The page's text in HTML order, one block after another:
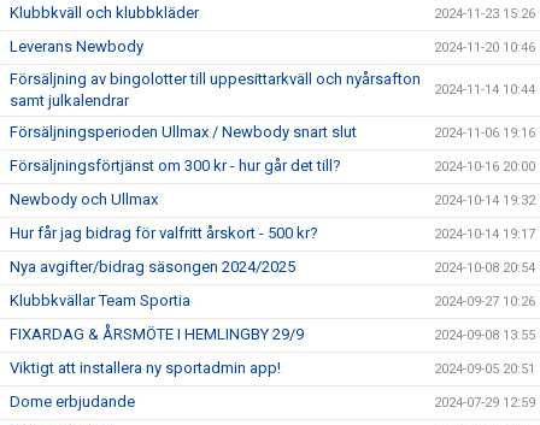
Klubbkväll och klubbkläder 2024-11-23 15:26
Leverans Newbody 2024-11-20 10:46
Försäljning av bingolotter till uppesittarkväll och nyårsafton
samt julkalendrar
2024-11-14 10:44
Försäljningsperioden Ullmax / Newbody snart slut 2024-11-06 19:16
Försäljningsförtjänst om 300 kr - hur går det till? 2024-10-16 20:00
Newbody och Ullmax 2024-10-14 19:32
Hur får jag bidrag för valfritt årskort - 500 kr? 2024-10-14 19:17
Nya avgifter/bidrag säsongen 2024/2025 2024-10-08 20:54
Klubbkvällar Team Sportia 2024-09-27 10:26
FIXARDAG & ÅRSMÖTE I HEMLINGBY 29/9 2024-09-08 13:55
Viktigt att installera ny sportadmin app! 2024-09-05 20:51
Dome erbjudande 2024-07-29 12:59